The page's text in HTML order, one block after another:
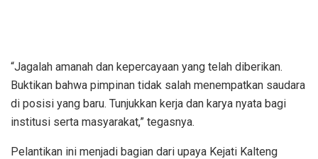
“Jagalah amanah dan kepercayaan yang telah diberikan.
Buktikan bahwa pimpinan tidak salah menempatkan saudara
di posisi yang baru. Tunjukkan kerja dan karya nyata bagi
institusi serta masyarakat,” tegasnya.
Pelantikan ini menjadi bagian dari upaya Kejati Kalteng